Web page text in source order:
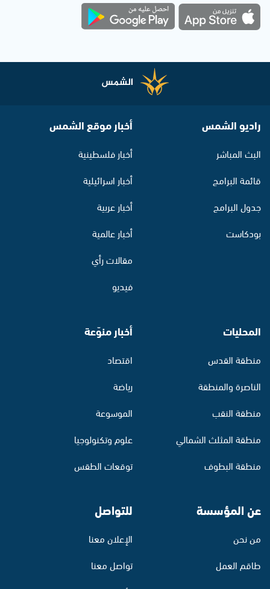
راديو الشمس
البث المباشر
قائمة البرامج
جدول البرامج
بودكاست
أخبار موقع الشمس
أخبار فلسطينية
أخبار اسرائيلية
أخبار عربية
أخبار عالمية
مقالات رأي
فيديو
المحليات
منطقة القدس
الناصرة والمنطقة
منطقة النقب
منطقة المثلث الشمالي
منطقة البطوف
أخبار منوّعة
اقتصاد
رياضة
الموسوعة
علوم وتكنولوجيا
توقعات الطقس
عن المؤسسة
من نحن
طاقم العمل
للتواصل
الإعلان معنا
تواصل معنا